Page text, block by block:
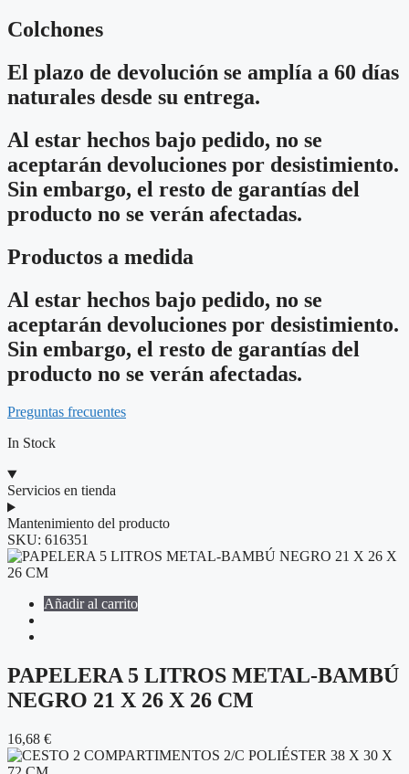
Colchones
El plazo de devolución se amplía a 60 días
naturales desde su entrega.
Al estar hechos bajo pedido, no se
aceptarán devoluciones por desistimiento.
Sin embargo, el resto de garantías del
producto no se verán afectadas.
Productos a medida
Al estar hechos bajo pedido, no se
aceptarán devoluciones por desistimiento.
Sin embargo, el resto de garantías del
producto no se verán afectadas.
Preguntas frecuentes
In Stock
Servicios en tienda
Mantenimiento del producto
SKU: 616351
Añadir al carrito
PAPELERA 5 LITROS METAL-BAMBÚ
NEGRO 21 X 26 X 26 CM
16,68 €